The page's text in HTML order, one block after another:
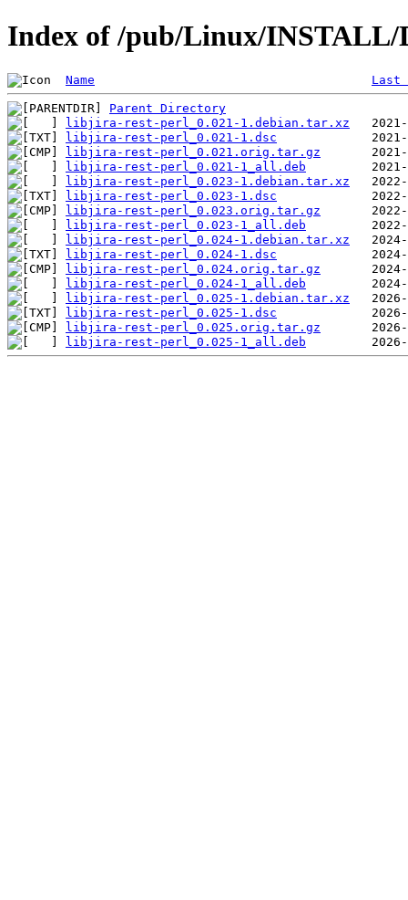
Index of /pub/Linux/
Name Last
Parent Directory
libjira-rest-perl_0.021-1.debian.tar.xz
libjira-rest-perl_0.021-1.dsc
libjira-rest-perl_0.021.orig.tar.gz
libjira-rest-perl_0.021-1_all.deb
libjira-rest-perl_0.023-1.debian.tar.xz
libjira-rest-perl_0.023-1.dsc
libjira-rest-perl_0.023.orig.tar.gz
libjira-rest-perl_0.023-1_all.deb
libjira-rest-perl_0.024-1.debian.tar.xz
libjira-rest-perl_0.024-1.dsc
libjira-rest-perl_0.024.orig.tar.gz
libjira-rest-perl_0.024-1_all.deb
libjira-rest-perl_0.025-1.debian.tar.xz
libjira-rest-perl_0.025-1.dsc
libjira-rest-perl_0.025.orig.tar.gz
libjira-rest-perl_0.025-1_all.deb